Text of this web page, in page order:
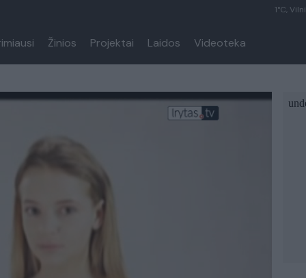
1°C,
Žinios Projektai Laidos Videoteka